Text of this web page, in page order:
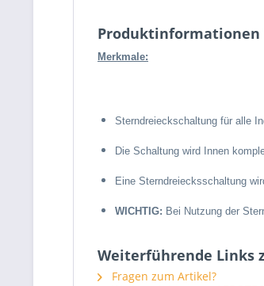
Produktinformationen
Merkmale:
Sterndreieckschaltung für alle
Die Schaltung wird Innen
Eine Sterndreiecksschaltung
WICHTIG: Bei Nutzung der
Weiterführende Links
Fragen zum Artikel?